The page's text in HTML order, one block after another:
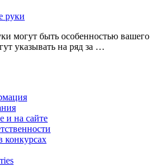
руки
могут быть особенностью вашего
указывать на ряд за …
и на сайте
конкурсах